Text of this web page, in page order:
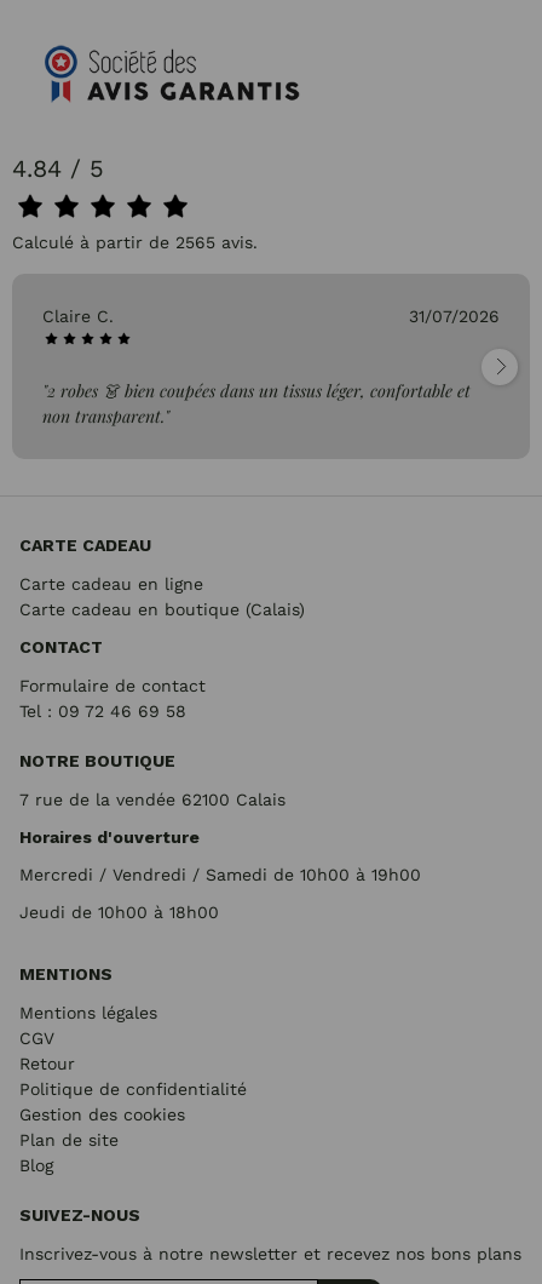
4.84 / 5
Calculé à partir de 2565 avis.
Claire C. 31/07/2026
"2 robes 👗 bien coupées dans un tissus léger, confortable et
non transparent."
CARTE CADEAU
Carte cadeau en ligne
Carte cadeau en boutique (Calais)
CONTACT
Formulaire de contact
Tel : 09 72 46 69 58
NOTRE BOUTIQUE
7 rue de la vendée 62100 Calais
Horaires d'ouverture
Mercredi / Vendredi / Samedi de 10h00 à 19h00
Jeudi de 10h00 à 18h00
MENTIONS
Mentions légales
CGV
Retour
Politique de confidentialité
Gestion des cookies
Plan de site
Blog
SUIVEZ-NOUS
Inscrivez-vous à notre newsletter et recevez nos bons plans